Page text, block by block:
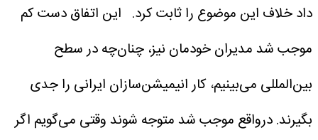
داد خلاف این موضوع را ثابت کرد. این اتفاق دست کم
موجب شد مدیران خودمان نیز، چنان‌چه در سطح
بین‌المللی می‌بینیم، کار انیمیشن‌سازان ایرانی را جدی
بگیرند. درواقع موجب شد متوجه شوند وقتی می‌گویم اگر